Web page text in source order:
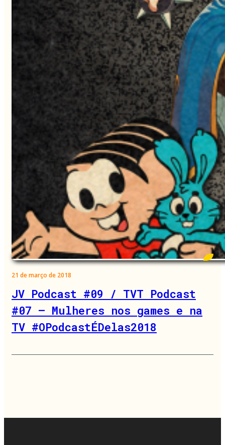
21 de março de 2018
JV Podcast #09 / TVT Podcast
#07 – Mulheres nos games e na
TV #OPodcastÉDelas2018